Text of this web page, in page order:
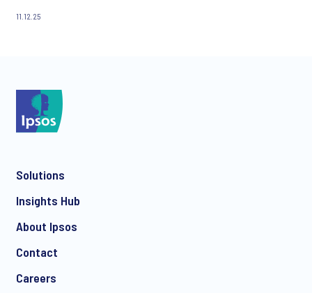
11.12.25
Solutions
Insights Hub
About Ipsos
Contact
Careers